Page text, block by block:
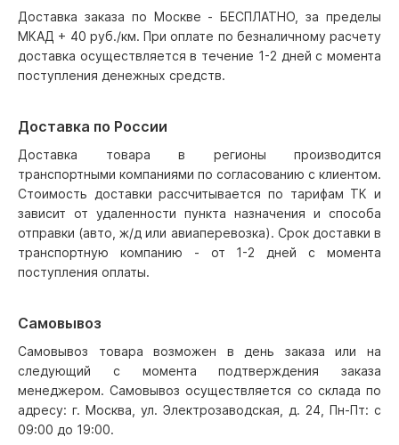
Доставка заказа по Москве - БЕСПЛАТНО, за пределы
МКАД + 40 руб./км. При оплате по безналичному расчету
доставка осуществляется в течение 1-2 дней с момента
поступления денежных средств.
Доставка по России
Доставка товара в регионы производится
транспортными компаниями по согласованию с клиентом.
Стоимость доставки рассчитывается по тарифам ТК и
зависит от удаленности пункта назначения и способа
отправки (авто, ж/д или авиаперевозка). Срок доставки в
транспортную компанию - от 1-2 дней с момента
поступления оплаты.
Самовывоз
Самовывоз товара возможен в день заказа или на
следующий с момента подтверждения заказа
менеджером. Самовывоз осуществляется со склада по
адресу: г. Москва, ул. Электрозаводская, д. 24, Пн-Пт: с
09:00 до 19:00.